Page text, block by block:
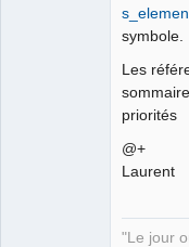
symbole.
Les
priorités
@+
Laurent
"Le jour